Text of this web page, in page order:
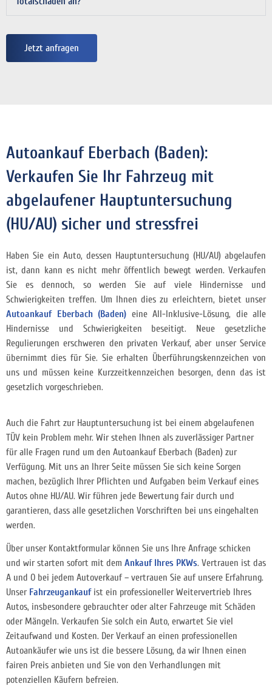
Jetzt anfragen
Autoankauf Eberbach (Baden):
Verkaufen Sie Ihr Fahrzeug mit
abgelaufener Hauptuntersuchung
(HU/AU) sicher und stressfrei
Haben Sie ein Auto, dessen Hauptuntersuchung (HU/AU) abgelaufen
ist, dann kann es nicht mehr öffentlich bewegt werden. Verkaufen
Sie es dennoch, so werden Sie auf viele Hindernisse und
Schwierigkeiten treffen. Um Ihnen dies zu erleichtern, bietet unser
Autoankauf Eberbach (Baden) eine All-Inklusive-Lösung, die alle
Hindernisse und Schwierigkeiten beseitigt. Neue gesetzliche
Regulierungen erschweren den privaten Verkauf, aber unser Service
übernimmt dies für Sie. Sie erhalten Überführungskennzeichen von
uns und müssen keine Kurzzeitkennzeichen besorgen, denn das ist
gesetzlich vorgeschrieben.
Auch die Fahrt zur Hauptuntersuchung ist bei einem abgelaufenen
TÜV kein Problem mehr. Wir stehen Ihnen als zuverlässiger Partner
für alle Fragen rund um den Autoankauf Eberbach (Baden) zur
Verfügung. Mit uns an Ihrer Seite müssen Sie sich keine Sorgen
machen, bezüglich Ihrer Pflichten und Aufgaben beim Verkauf eines
Autos ohne HU/AU. Wir führen jede Bewertung fair durch und
garantieren, dass alle gesetzlichen Vorschriften bei uns eingehalten
werden.
Über unser Kontaktformular können Sie uns Ihre Anfrage schicken
und wir starten sofort mit dem Ankauf Ihres PKWs. Vertrauen ist das
A und O bei jedem Autoverkauf – vertrauen Sie auf unsere Erfahrung.
Unser Fahrzeugankaufist ein professioneller Weitervertrieb Ihres
Autos, insbesondere gebrauchter oder alter Fahrzeuge mit Schäden
oder Mängeln. Verkaufen Sie solch ein Auto, erwartet Sie viel
Zeitaufwand und Kosten. Der Verkauf an einen professionellen
Autoankäufer wie uns ist die bessere Lösung, da wir Ihnen einen
fairen Preis anbieten und Sie von den Verhandlungen mit
potenziellen Käufern befreien.